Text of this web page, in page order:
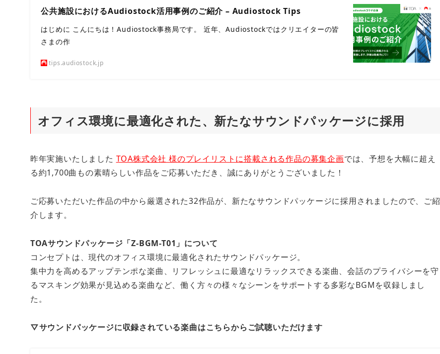
公共施設におけるAudiostock活用事例のご紹介 – Audiostock Tips
はじめに こんにちは！Audiostock事務局です。 近年、Audiostockではクリエイターの皆
さまの作
tips.audiostock.jp
オフィス環境に最適化された、新たなサウンドパッケージに採用
昨年実施いたしました TOA株式会社 様のプレイリストに搭載される作品の募集企画では、予想を大幅に超え
る約1,700曲もの素晴らしい作品をご応募いただき、誠にありがとうございました！
ご応募いただいた作品の中から厳選された32作品が、新たなサウンドパッケージに採用されましたので、ご紹
介します。
TOAサウンドパッケージ「Z-BGM-T01」について
コンセプトは、現代のオフィス環境に最適化されたサウンドパッケージ。
集中力を高めるアップテンポな楽曲、リフレッシュに最適なリラックスできる楽曲、会話のプライバシーを守
るマスキング効果が見込める楽曲など、働く方々の様々なシーンをサポートする多彩なBGMを収録しまし
た。
▽サウンドパッケージに収録されている楽曲はこちらからご試聴いただけます